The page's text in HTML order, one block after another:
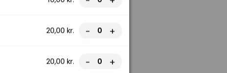
20,00 kr. - +
20,00 kr. - +